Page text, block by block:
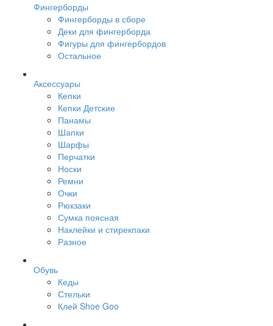
Фингерборды
Фингерборды в сборе
Деки для фингерборда
Фигуры для фингербордов
Остальное
Аксессуары
Кепки
Кепки Детские
Панамы
Шапки
Шарфы
Перчатки
Носки
Ремни
Очки
Рюкзаки
Сумка поясная
Наклейки и стирекпаки
Разное
Обувь
Кеды
Стельки
Клей Shoe Goo